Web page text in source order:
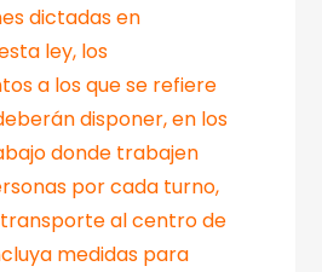
dictadas en
ley, los
a los que se refiere
disponer, en los
donde trabajen
por cada turno,
al centro de
medidas para